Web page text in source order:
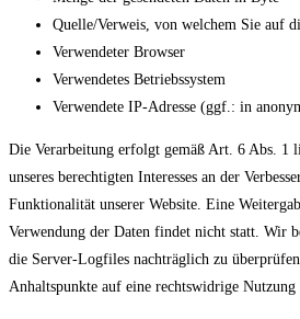
Quelle/Verweis, von welchem Sie auf
Verwendeter Browser
Verwendetes Betriebssystem
Verwendete IP-Adresse (ggf.: in
Die Verarbeitung erfolgt gemäß Art. 6 Abs. 1
unseres berechtigten Interesses an der
Funktionalität unserer Website. Eine
Verwendung der Daten findet nicht statt. Wir
die Server-Logfiles nachträglich zu
Anhaltspunkte auf eine rechtswidrige Nutzung